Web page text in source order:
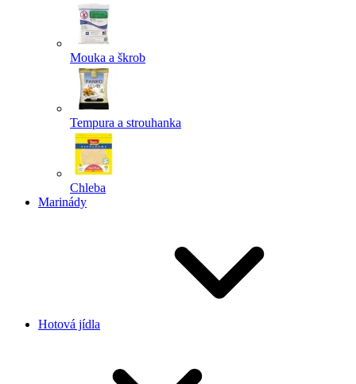
Mouka a škrob
Tempura a strouhanka
Chleba
Marinády
Hotová jídla